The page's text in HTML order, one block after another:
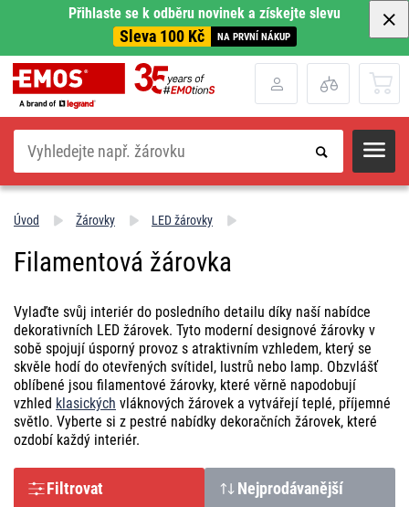
Přihlaste se k odběru novinek a získejte slevu
Sleva 100 Kč NA PRVNÍ NÁKUP
Hledat
Úvod Žárovky LED žárovky
Filamentová žárovka
Vylaďte svůj interiér do posledního detailu díky naší nabídce
dekorativních LED žárovek. Tyto moderní designové žárovky v
sobě spojují úsporný provoz s atraktivním vzhledem, který se
skvěle hodí do otevřených svítidel, lustrů nebo lamp. Obzvlášť
oblíbené jsou filamentové žárovky, které věrně napodobují
vzhled klasických vláknových žárovek a vytvářejí teplé, příjemné
světlo. Vyberte si z pestré nabídky dekoračních žárovek, které
ozdobí každý interiér.
Filtrovat Nejprodávanější